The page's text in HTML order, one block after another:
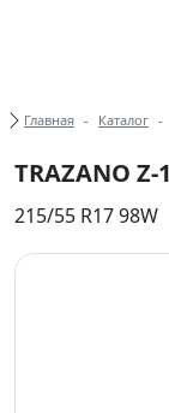
Купить
Хлебные
Главная Каталог
TRAZANO Z-
215/55 R17 98W